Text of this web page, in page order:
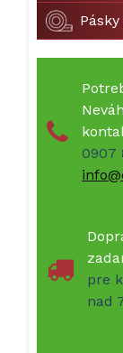
0907
pre
nad